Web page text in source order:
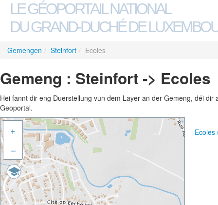
LE GÉOPORTAIL NATIONAL
DU GRAND-DUCHÉ DE
Gemengen / Steinfort / Ecoles
Gemeng : Steinfort -> Ecoles
Hei fannt dir eng Duerstellung vun dem Layer an der Gemeng, déi
Geoportal.
+
–
Ecoles